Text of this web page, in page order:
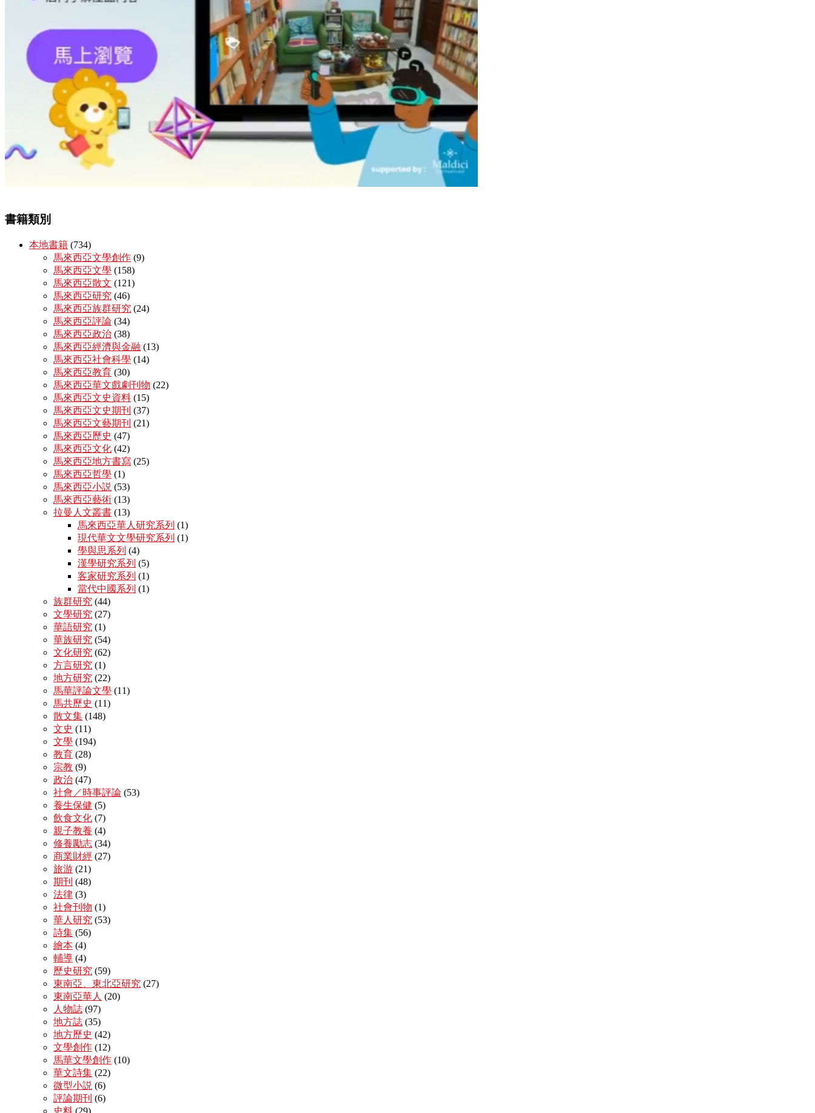
書籍類別
本地書籍 (734)
馬來西亞文學創作 (9)
馬來西亞文學 (158)
馬來西亞散文 (121)
馬來西亞研究 (46)
馬來西亞族群研究 (24)
馬來西亞評論 (34)
馬來西亞政治 (38)
馬來西亞經濟與金融 (13)
馬來西亞社會科學 (14)
馬來西亞教育 (30)
馬來西亞華文戲劇刊物 (22)
馬來西亞文史資料 (15)
馬來西亞文史期刊 (37)
馬來西亞文藝期刊 (21)
馬來西亞歷史 (47)
馬來西亞文化 (42)
馬來西亞地方書寫 (25)
馬來西亞哲學 (1)
馬來西亞小説 (53)
馬來西亞藝術 (13)
拉曼人文叢書 (13)
馬來西亞華人研究系列 (1)
現代華文文學研究系列 (1)
學與思系列 (4)
漢學研究系列 (5)
客家研究系列 (1)
當代中國系列 (1)
族群研究 (44)
文學研究 (27)
華語研究 (1)
華族研究 (54)
文化研究 (62)
方言研究 (1)
地方研究 (22)
馬華評論文學 (11)
馬共歷史 (11)
散文集 (148)
文史 (11)
文學 (194)
教育 (28)
宗教 (9)
政治 (47)
社會／時事評論 (53)
養生保健 (5)
飲食文化 (7)
親子教養 (4)
修養勵志 (34)
商業財經 (27)
旅游 (21)
期刊 (48)
法律 (3)
社會刊物 (1)
華人研究 (53)
詩集 (56)
繪本 (4)
輔導 (4)
歷史研究 (59)
東南亞、東北亞研究 (27)
東南亞華人 (20)
人物誌 (97)
地方誌 (35)
地方歷史 (42)
文學創作 (12)
馬華文學創作 (10)
華文詩集 (22)
微型小説 (6)
評論期刊 (6)
史料 (29)